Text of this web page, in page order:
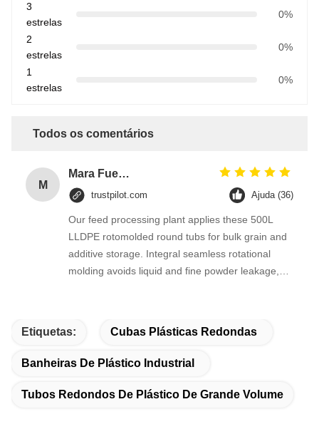
3
estrelas
0%
2
estrelas
0%
1
estrelas
0%
Todos os comentários
M
Mara Fuentes
trustpilot.com Ajuda (36)
Our feed processing plant applies these 500L
LLDPE rotomolded round tubs for bulk grain and
additive storage. Integral seamless rotational
molding avoids liquid and fine powder leakage,
Etiquetas: Cubas Plásticas Redondas
Banheiras De Plástico Industrial
Tubos Redondos De Plástico De Grande Volume